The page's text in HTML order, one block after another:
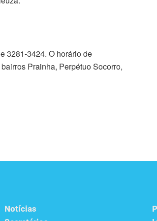
3281-3424. O horário de
Prainha, Perpétuo Socorro,
Notícias